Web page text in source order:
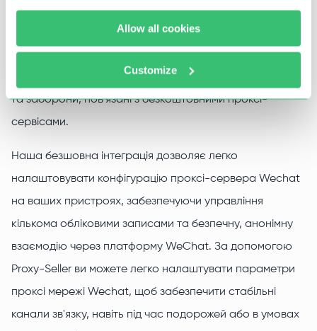
Allow all cookies
Customize
приватних проксі-сервісів Proxy-Seller гарантує, що
ваші налаштування мережевого проксі WeChat
оптимізовані для продуктивності та надійності,
уникаючи таких поширених проблем, як втрата часу
та заборони, пов'язані з безкоштовними проксі-
сервісами.
Наша безшовна інтеграція дозволяє легко
налаштовувати конфігурацію проксі-сервера Wechat
на ваших пристроях, забезпечуючи управління
кількома обліковими записами та безпечну, анонімну
взаємодію через платформу WeChat. За допомогою
Proxy-Seller ви можете легко налаштувати параметри
проксі мережі Wechat, щоб забезпечити стабільні
канали зв'язку, навіть під час подорожей або в умовах